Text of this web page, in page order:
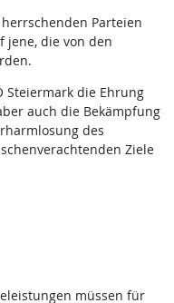
Parteien
jene, die von den
Steiermark die Ehrung
auch die Bekämpfung
des
Ziele
müssen für